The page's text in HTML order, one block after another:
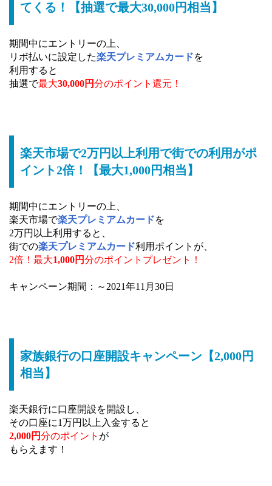
てくる！【抽選で最大30,000円相当】
期間中にエントリーの上、
リボ払いに設定した楽天プレミアムカードを
利用すると
抽選で最大30,000円分のポイント還元！
楽天市場で2万円以上利用で街での利用がポ
イント2倍！【最大1,000円相当】
期間中にエントリーの上、
楽天市場で楽天プレミアムカードを
2万円以上利用すると、
街での楽天プレミアムカード利用ポイントが、
2倍！最大1,000円分のポイントプレゼント！
キャンペーン期間：～2021年11月30日
家族銀行の口座開設キャンペーン【2,000円
相当】
楽天銀行に口座開設を開設し、
その口座に1万円以上入金すると
2,000円分のポイント が
もらえます！